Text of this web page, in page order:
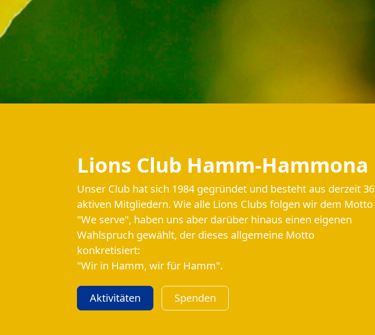
Lions Club Hamm-Hammona
Unser Club hat sich 1984 gegründet und besteht aus derzeit 36
aktiven Mitgliedern. Wie alle Lions Clubs folgen wir dem Motto
"We serve", haben uns aber darüber hinaus einen eigenen
Wahlspruch gewählt, der dieses allgemeine Motto
konkretisiert:
"Wir in Hamm, wir für Hamm".
Aktivitäten Spenden